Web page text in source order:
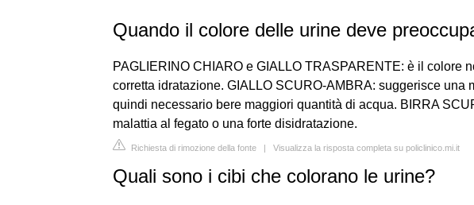
Quando il colore delle urine deve
PAGLIERINO CHIARO e GIALLO TRASPARENTE: è il colore
corretta idratazione. GIALLO SCURO-AMBRA: suggerisce una
quindi necessario bere maggiori quantità di acqua. BIRRA
malattia al fegato o una forte disidratazione.
Richiesta di rimozione della fonte | Visualizza la risposta completa su policlinico.mi.it
Quali sono i cibi che colorano le urine?